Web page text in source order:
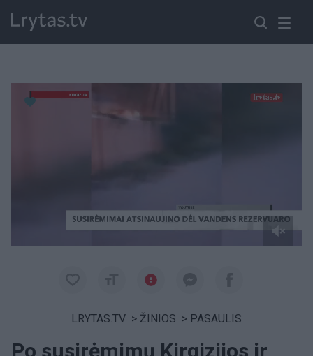
LRYTAS.TV > ŽINIOS > PASAULIS
Po susirėmimų Kirgizijos ir